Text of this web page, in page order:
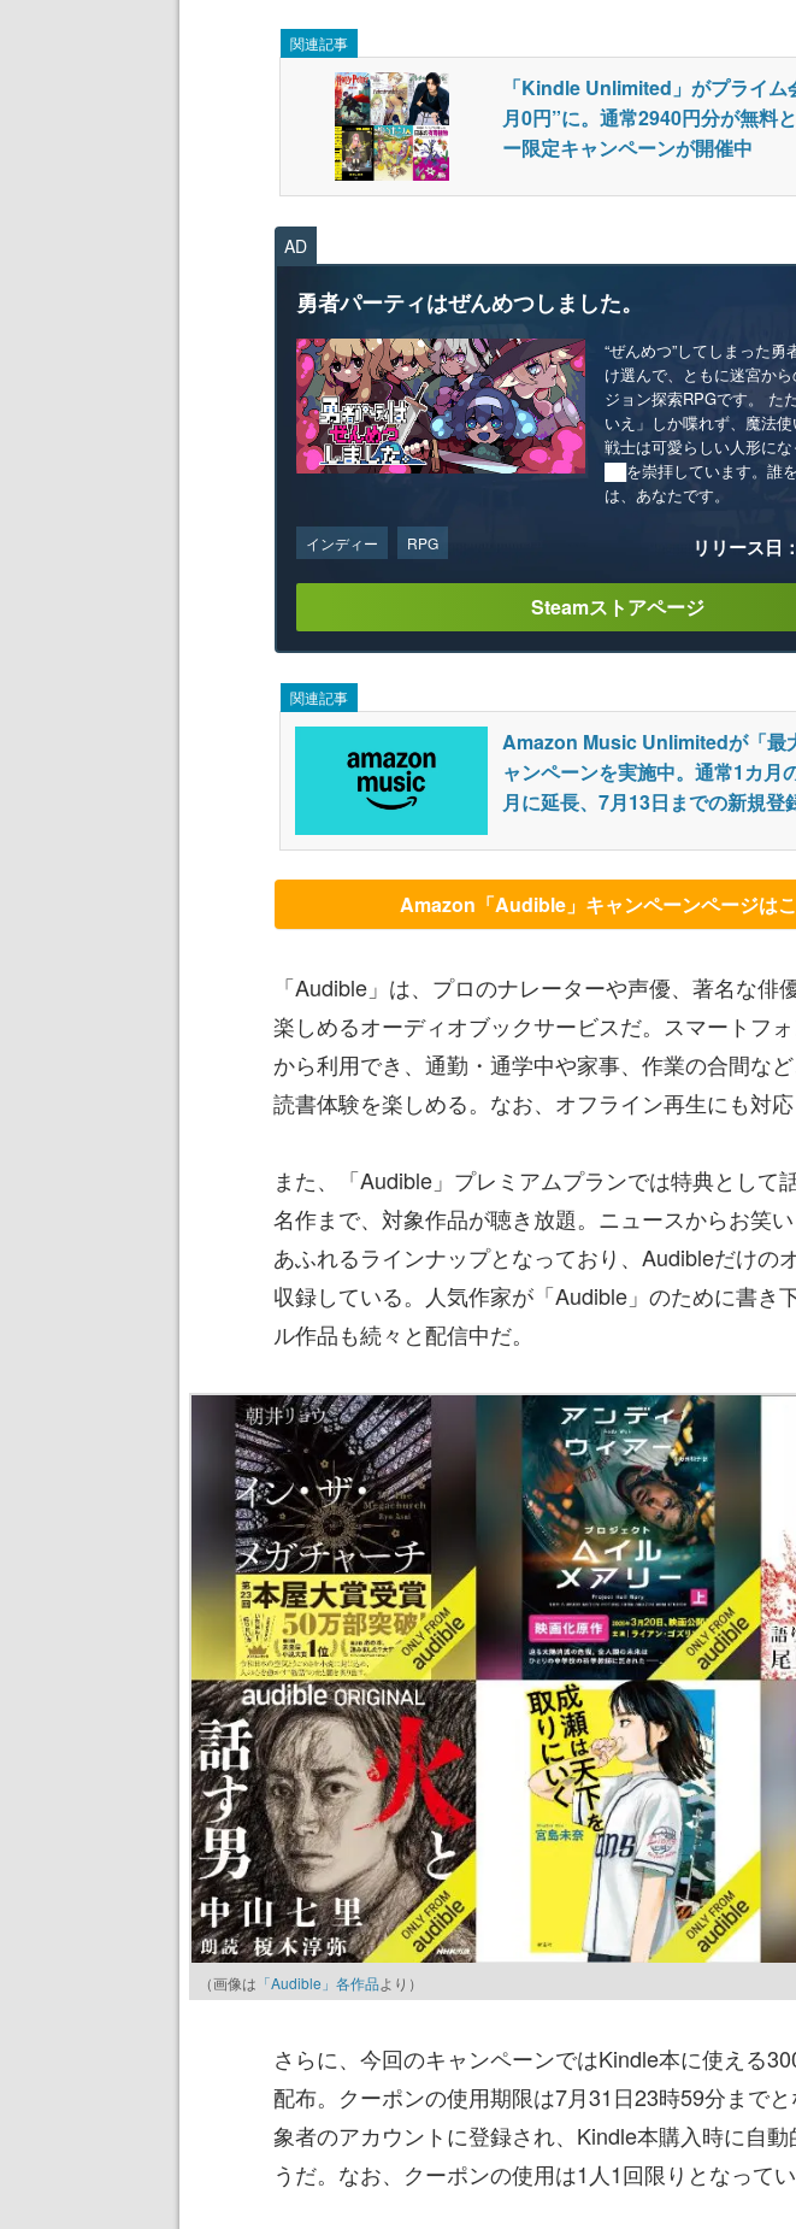
関連記事
「Kindle Unlimited」がプライム
月0円”に。通常2940円分が無料
ー限定キャンペーンが開催中
AD
勇者パーティはぜんめつしました。
“ぜんめつ”してしまった
け選んで、ともに迷宮か
ジョン探索RPGです。 た
いえ」しか喋れず、魔法使
戦士は可愛らしい人形に
██を崇拝しています。誰
は、あなたです。
インディー RPG リリース日
Steamストアページ
関連記事
Amazon Music Unlimitedが「最
ャンペーンを実施中。通常1カ月
月に延長、7月13日までの新規登
Amazon「Audible」キャンペーンページは
「Audible」は、プロのナレーターや声優、著名な俳
楽しめるオーディオブックサービスだ。スマートフ
から利用でき、通勤・通学中や家事、作業の合間な
読書体験を楽しめる。なお、オフライン再生にも対応
また、「Audible」プレミアムプランでは特典として
名作まで、対象作品が聴き放題。ニュースからお笑
あふれるラインナップとなっており、Audibleだけの
収録している。人気作家が「Audible」のために書き
ル作品も続々と配信中だ。
（画像は 「Audible」各作品より）
さらに、今回のキャンペーンではKindle本に使える
配布。クーポンの使用期限は7月31日23時59分まで
象者のアカウントに登録され、Kindle本購入時に自動
うだ。なお、クーポンの使用は1人1回限りとなってい